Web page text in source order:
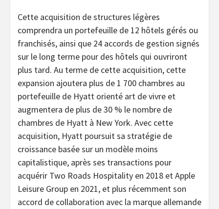
Cette acquisition de structures légères
comprendra un portefeuille de 12 hôtels gérés ou
franchisés, ainsi que 24 accords de gestion signés
sur le long terme pour des hôtels qui ouvriront
plus tard. Au terme de cette acquisition, cette
expansion ajoutera plus de 1 700 chambres au
portefeuille de Hyatt orienté art de vivre et
augmentera de plus de 30 % le nombre de
chambres de Hyatt à New York. Avec cette
acquisition, Hyatt poursuit sa stratégie de
croissance basée sur un modèle moins
capitalistique, après ses transactions pour
acquérir Two Roads Hospitality en 2018 et Apple
Leisure Group en 2021, et plus récemment son
accord de collaboration avec la marque allemande